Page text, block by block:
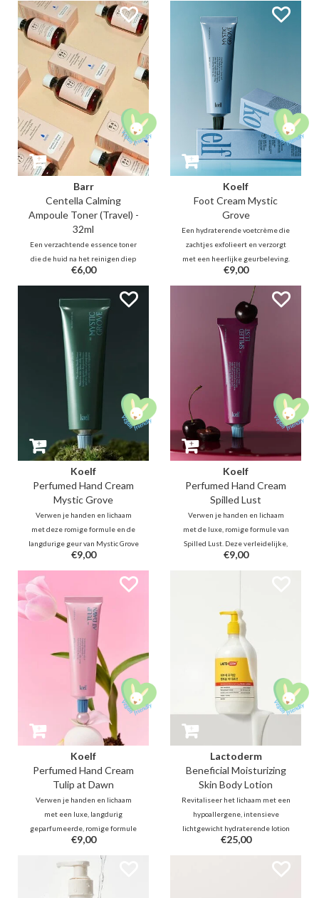
direct kalmeert, terwijl het
pukkeltjes én donkere vlekjes
aanpakt met salicylzuur,
madecassoside en niacinamide.
een verfrissend kleuraccent.
Barr
Centella Calming
Ampoule Toner (Travel) -
32ml
Een verzachtende essence toner
die de huid na het reinigen diep
hydrateert dankzij Panthenol,
Jojoba, Ceramide, Hyaluron.
Daarnaast is deze fles gevuld met
maar liefst 80% kalmerende en
huidherstellende Centella
Asiatica en Houttuynia Cordata.
€6,00
Koelf
Foot Cream Mystic
Grove
Een hydraterende voetcrème die
zachtjes exfolieert en verzorgt
met een heerlijke geurbeleving.
Waan jezelf in een dromerig
Hinoki-bos, waar een frisse,
mistige wind langs de groene
bladeren waait en een heldere,
licht rokerige houtgeur tot leven
komt.
€9,00
Koelf
Perfumed Hand Cream
Mystic Grove
Verwen je handen en lichaam
met deze romige formule en de
langdurige geur van Mystic Grove
—een heldere, rokerige houtgeur
die je meeneemt naar een
dromerig Hindi-bos, waar een
mistige, frisse wind zachtjes
langs de groene bladeren strijkt.
€9,00
Koelf
Perfumed Hand Cream
Spilled Lust
Verwen je handen en lichaam
met de luxe, romige formule van
Spilled Lust. Deze verleidelijke,
gastronomische geur combineert
zoete kersenbrandewijn met
€9,00
Koelf
Perfumed Hand Cream
Tulip at Dawn
Verwen je handen en lichaam
met een luxe, langdurig
geparfumeerde, romige formule
met Tulip at Dawn. Waan jezelf in
een tulpentuin gehuld in
ochtendlicht. Een frisse, florale
geur met de frisheid van met
€9,00
Lactoderm
Beneficial Moisturizing
Skin Body Lotion
Revitaliseer het lichaam met een
hypoallergene, intensieve
lichtgewicht hydraterende lotion
boordevol Lactobacillus Ferment
en ceramiden om de geïrriteerde
en eczeem-achtige huid te
€25,00